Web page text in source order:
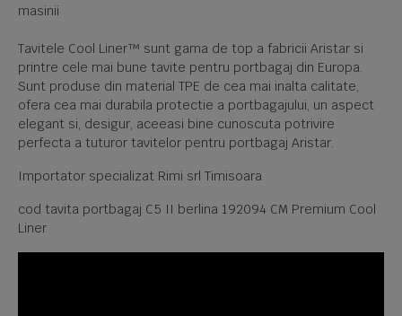
masinii
Tavitele Cool Liner™ sunt gama de top a fabricii Aristar si
printre cele mai bune tavite pentru portbagaj din Europa.
Sunt produse din material TPE de cea mai inalta calitate,
ofera cea mai durabila protectie a portbagajului, un aspect
elegant si, desigur, aceeasi bine cunoscuta potrivire
perfecta a tuturor tavitelor pentru portbagaj Aristar.
Importator specializat Rimi srl Timisoara
cod tavita portbagaj C5 II berlina 192094 CM Premium Cool
Liner